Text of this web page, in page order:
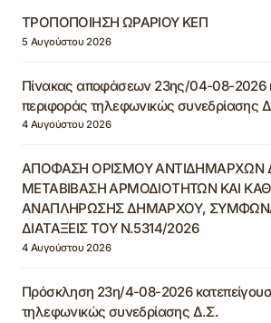
ΤΡΟΠΟΠΟΙΗΣΗ ΩΡΑΡΙΟΥ ΚΕΠ
5 Αυγούστου 2026
Πίνακας αποφάσεων 23ης/04-08-2026
περιφοράς τηλεφωνικώς συνεδρίασης
4 Αυγούστου 2026
ΑΠΟΦΑΣΗ ΟΡΙΣΜΟΥ ΑΝΤΙΔΗΜΑΡΧΩΝ
ΜΕΤΑΒΙΒΑΣΗ ΑΡΜΟΔΙΟΤΗΤΩΝ ΚΑΙ
ΑΝΑΠΛΗΡΩΣΗΣ ΔΗΜΑΡΧΟΥ,
ΔΙΑΤΑΞΕΙΣ ΤΟΥ Ν.5314/2026
4 Αυγούστου 2026
Πρόσκληση 23η/4-08-2026
τηλεφωνικώς συνεδρίασης Δ.Σ.